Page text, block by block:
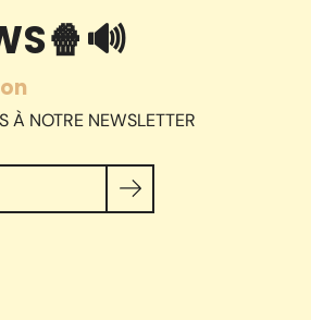
À NOTRE NEWSLETTER